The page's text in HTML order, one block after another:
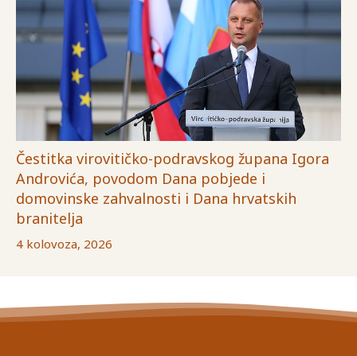
Čestitka virovitičko-podravskog župana Igora
Androvića, povodom Dana pobjede i
domovinske zahvalnosti i Dana hrvatskih
branitelja
4 kolovoza, 2026